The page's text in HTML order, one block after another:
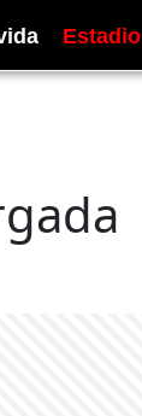
Estadio